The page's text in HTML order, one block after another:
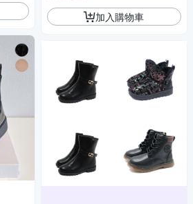
加入購物車